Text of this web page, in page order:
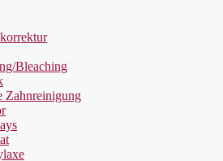
Bleaching
Zahnreinigung